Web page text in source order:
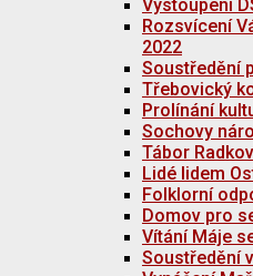
Vystoupení
Rozsvícení
2022
Soustředění
Třebovický
Prolínání
Sochovy
Tábor
Lidé lidem
Folklorní
Domov pro
Vítání Máje
Soustředění